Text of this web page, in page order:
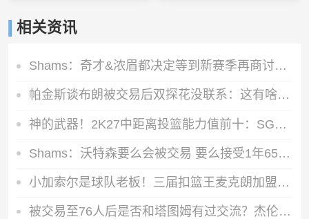
相关资讯
Shams：奇才&浓眉都决定等到新赛季再商讨续约 或在开季20场左右
帕金斯谈布朗被交易后双探花没联系：这有啥惊讶？他们场外没私交
神的武器！2K27中距离投篮能力值前十：SGA一枝独秀 KD并列第三
Shams：沃特森要么会被交易 要么接受1年650万的资质报价留队
小加索尔是球队老板！三届扣篮王麦克朗加盟西班牙赫罗纳俱乐部
被交易至76人后是否和塔图姆有过交流？杰伦·布朗：没怎么聊过